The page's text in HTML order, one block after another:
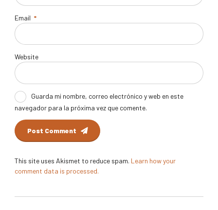
Email *
Website
Guarda mi nombre, correo electrónico y web en este
navegador para la próxima vez que comente.
Post Comment
This site uses Akismet to reduce spam. Learn how your
comment data is processed.